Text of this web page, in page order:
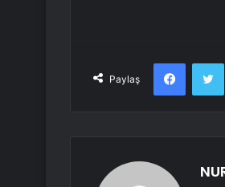
Paylaş